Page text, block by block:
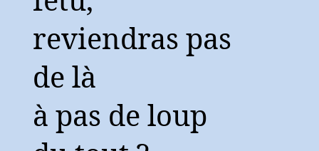
reviendras pas
de là
à pas de loup